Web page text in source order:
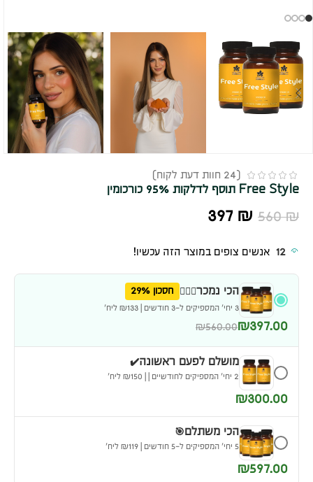
(
24 חוות דעת לקוח)
Free Style תוסף לדלקות 95% כורכומין
560₪
397 ₪
12 אנשים צופים במוצר הזה עכשיו!
הכי נמכר👌🏽😱 חסכון 29%
3 יחי׳ המספיקים ל-3 חודשים | ₪133 ליח׳
₪397.00
₪560.00
מושלם לפעם ראשונה✔️
2 יחי׳ המספיקים לחודשיים | | ₪150 ליח׳
₪300.00
הכי משתלם🎯
5 יחי׳ המספיקים ל-5 חודשים | ₪119 ליח׳
₪597.00